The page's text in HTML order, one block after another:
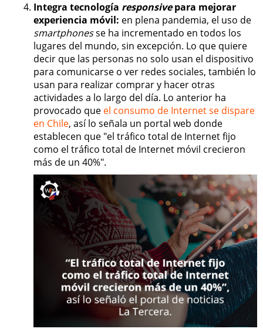
Integra tecnología responsivepara mejorar
experiencia móvil: en plena pandemia, el uso de
smartphonesse ha incrementado en todos los
lugares del mundo, sin excepción. Lo que quiere
decir que las personas no solo usan el dispositivo
para comunicarse o ver redes sociales, también lo
usan para realizar comprar y hacer otras
actividades a lo largo del día. Lo anterior ha
provocado que el consumo de Internet se dispare
en Chile, así lo señala un portal web donde
establecen que "el tráfico total de Internet fijo
como el tráfico total de Internet móvil crecieron
más de un 40%".